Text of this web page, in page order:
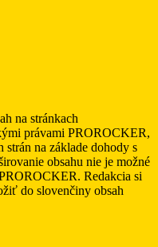
na stránkach
právami PROROCKER,
na základe dohody s
obsahu nie je možné
Redakcia si
do slovenčiny obsah